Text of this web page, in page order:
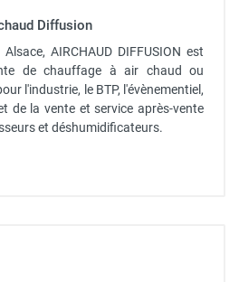
Diffusion
AIRCHAUD DIFFUSION est
de chauffage à air chaud ou
l'industrie, le BTP, l'évènementiel,
de la vente et service après-vente
et déshumidificateurs.